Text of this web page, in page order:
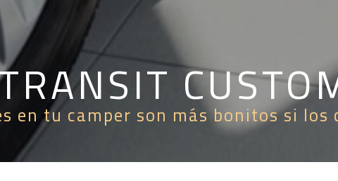
en tu camper son más bonitos si